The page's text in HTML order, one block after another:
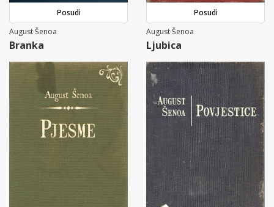
Posudi
August Šenoa
Branka
Posudi
August Šenoa
Ljubica